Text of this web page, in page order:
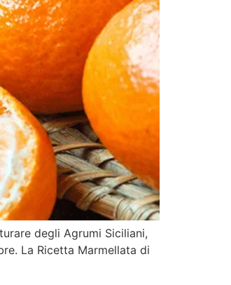
degli Agrumi Siciliani,
La Ricetta Marmellata di